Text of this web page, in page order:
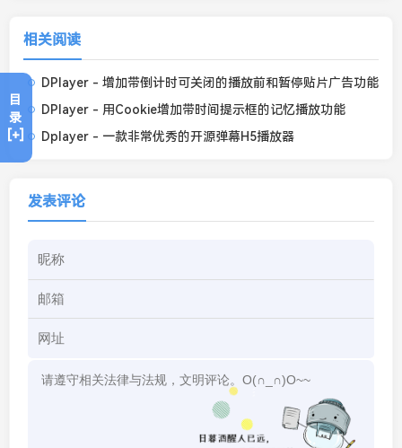
相关阅读
DPlayer - 增加带倒计时可关闭的播放前和暂停贴片广告功能
DPlayer - 用Cookie增加带时间提示框的记忆播放功能
Dplayer - 一款非常优秀的开源弹幕H5播放器
发表评论
目
录
[+]